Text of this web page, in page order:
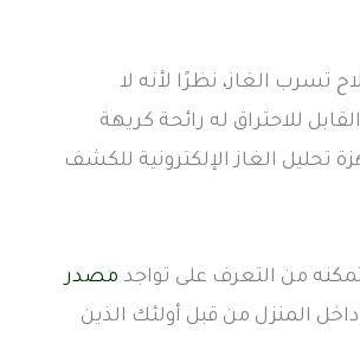
الغاز، نظرًا لأنه لا
للاحتراق له رائحة كريهة
الغاز الإلكترونية للكشف
من التعرف على تواجد مصدر
المنزل من قبل أولئك الذين